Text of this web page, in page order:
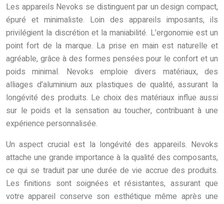
Les appareils Nevoks se distinguent par un design compact,
épuré et minimaliste. Loin des appareils imposants, ils
privilégient la discrétion et la maniabilité. L’ergonomie est un
point fort de la marque. La prise en main est naturelle et
agréable, grâce à des formes pensées pour le confort et un
poids minimal. Nevoks emploie divers matériaux, des
alliages d’aluminium aux plastiques de qualité, assurant la
longévité des produits. Le choix des matériaux influe aussi
sur le poids et la sensation au toucher, contribuant à une
expérience personnalisée.
Un aspect crucial est la longévité des appareils. Nevoks
attache une grande importance à la qualité des composants,
ce qui se traduit par une durée de vie accrue des produits.
Les finitions sont soignées et résistantes, assurant que
votre appareil conserve son esthétique même après une